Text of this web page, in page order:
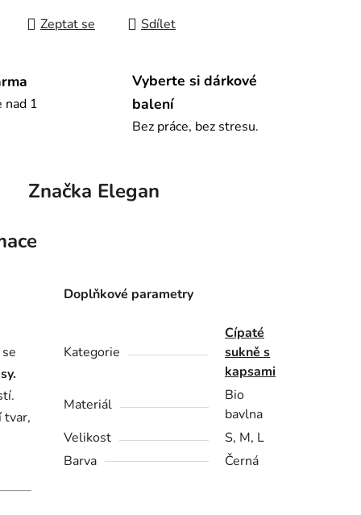
Zeptat se Sdílet
nad 1
Vyberte si dárkové
balení
Bez práce, bez stresu.
Značka Elegan
tvar,
Doplňkové parametry
Kategorie
Cípaté
sukně s
kapsami
Materiál
Bio
bavlna
Velikost
S, M, L
Barva
Černá